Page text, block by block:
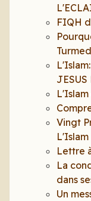
FIQH
JESUS
Vingt
L'Islam
Lettre
La
dans
Un